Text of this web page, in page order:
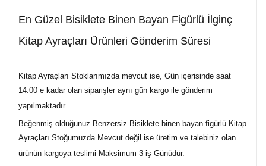
En Güzel Bisiklete Binen Bayan Figürlü İlginç
Kitap Ayraçları Ürünleri Gönderim Süresi
Kitap Ayraçları Stoklarımızda mevcut ise, Gün içerisinde saat
14:00 e kadar olan siparişler aynı gün kargo ile gönderim
yapılmaktadır.
Beğenmiş olduğunuz Benzersiz Bisiklete binen bayan figürlü Kitap
Ayraçları Stoğumuzda Mevcut değil ise üretim ve talebiniz olan
ürünün kargoya teslimi Maksimum 3 iş Günüdür.